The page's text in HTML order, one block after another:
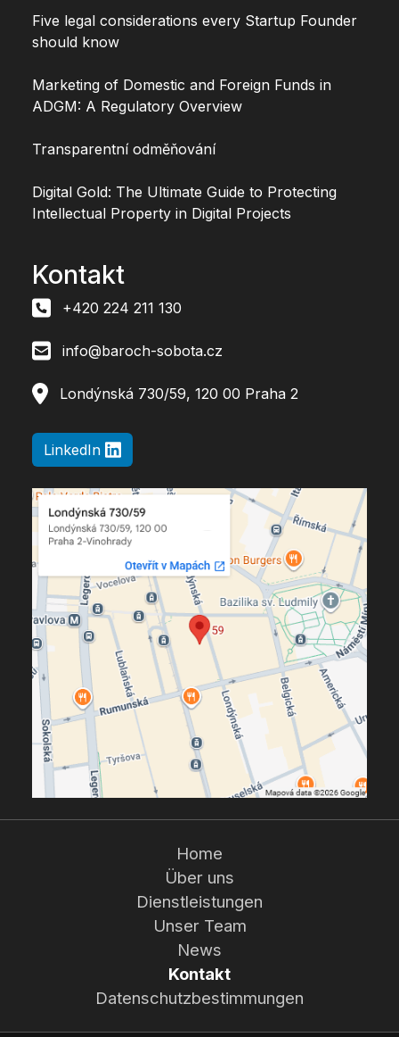
Five legal considerations every Startup Founder
should know
Marketing of Domestic and Foreign Funds in
ADGM: A Regulatory Overview
Transparentní odměňování
Digital Gold: The Ultimate Guide to Protecting
Intellectual Property in Digital Projects
Kontakt
+420 224 211 130
info@baroch-sobota.cz
Londýnská 730/59, 120 00 Praha 2
LinkedIn
Home
Über uns
Dienstleistungen
Unser Team
News
Kontakt
Datenschutzbestimmungen